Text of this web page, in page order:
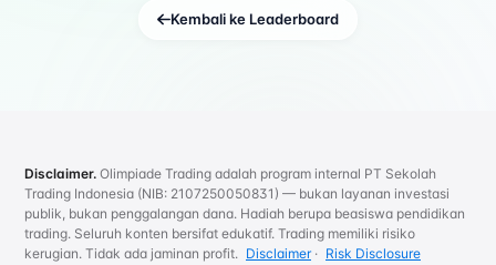
Kembali ke Leaderboard
Disclaimer. Olimpiade Trading adalah program internal PT Sekolah
Trading Indonesia (NIB: 2107250050831) — bukan layanan investasi
publik, bukan penggalangan dana. Hadiah berupa beasiswa pendidikan
trading. Seluruh konten bersifat edukatif. Trading memiliki risiko
kerugian. Tidak ada jaminan profit. Disclaimer· Risk Disclosure